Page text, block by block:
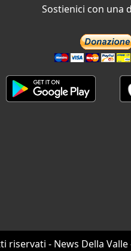
Sostienici con una
riservati - News Della